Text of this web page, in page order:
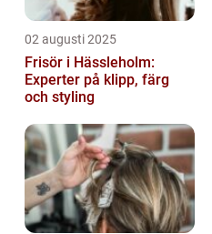
02 augusti 2025
Frisör i Hässleholm:
Experter på klipp, färg
och styling